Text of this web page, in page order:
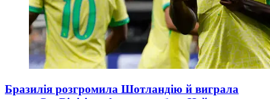
Бразилія розгромила Шотландію й виграла